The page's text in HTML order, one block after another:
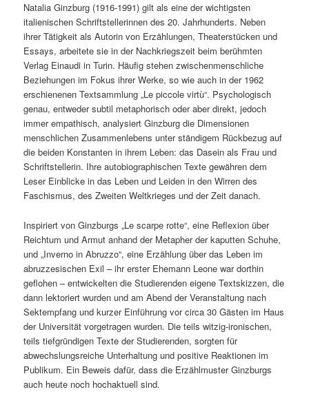
Natalia Ginzburg (1916-1991) gilt als eine der wichtigsten
italienischen Schriftstellerinnen des 20. Jahrhunderts. Neben
ihrer Tätigkeit als Autorin von Erzählungen, Theaterstücken und
Essays, arbeitete sie in der Nachkriegszeit beim berühmten
Verlag Einaudi in Turin. Häufig stehen zwischenmenschliche
Beziehungen im Fokus ihrer Werke, so wie auch in der 1962
erschienenen Textsammlung „Le piccole virtù“. Psychologisch
genau, entweder subtil metaphorisch oder aber direkt, jedoch
immer empathisch, analysiert Ginzburg die Dimensionen
menschlichen Zusammenlebens unter ständigem Rückbezug auf
die beiden Konstanten in ihrem Leben: das Dasein als Frau und
Schriftstellerin. Ihre autobiographischen Texte gewähren dem
Leser Einblicke in das Leben und Leiden in den Wirren des
Faschismus, des Zweiten Weltkrieges und der Zeit danach.
Inspiriert von Ginzburgs „Le scarpe rotte“, eine Reflexion über
Reichtum und Armut anhand der Metapher der kaputten Schuhe,
und „Inverno in Abruzzo“, eine Erzählung über das Leben im
abruzzesischen Exil – ihr erster Ehemann Leone war dorthin
geflohen – entwickelten die Studierenden eigene Textskizzen, die
dann lektoriert wurden und am Abend der Veranstaltung nach
Sektempfang und kurzer Einführung vor circa 30 Gästen im Haus
der Universität vorgetragen wurden. Die teils witzig-ironischen,
teils tiefgründigen Texte der Studierenden, sorgten für
abwechslungsreiche Unterhaltung und positive Reaktionen im
Publikum. Ein Beweis dafür, dass die Erzählmuster Ginzburgs
auch heute noch hochaktuell sind.